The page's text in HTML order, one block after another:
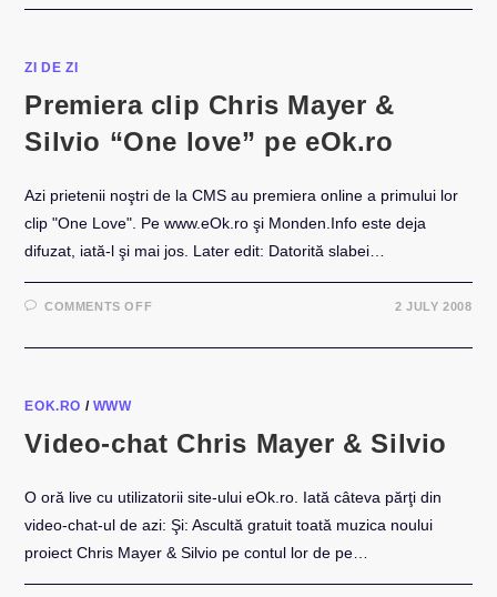
MOVIN”
ZI DE ZI
Premiera clip Chris Mayer &
Silvio “One love” pe eOk.ro
Azi prietenii noştri de la CMS au premiera online a primului lor
clip "One Love". Pe www.eOk.ro şi Monden.Info este deja
difuzat, iată-l şi mai jos. Later edit: Datorită slabei…
COMMENTS OFFON
CHRIS
PE
EOK.RO
2 JULY 2008
EOK.RO / WWW
Video-chat Chris Mayer & Silvio
O oră live cu utilizatorii site-ului eOk.ro. Iată câteva părţi din
video-chat-ul de azi: Şi: Ascultă gratuit toată muzica noului
proiect Chris Mayer & Silvio pe contul lor de pe…